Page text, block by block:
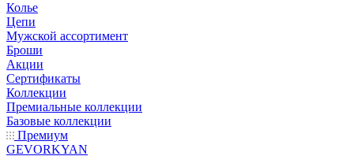
Колье
Цепи
Мужской ассортимент
Броши
Акции
Сертификаты
Коллекции
Премиальные коллекции
Базовые коллекции
Премиум
GEVORKYAN